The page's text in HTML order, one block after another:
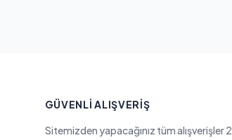
GÜVENLI ALIŞVERIŞ
Sitemizden yapacağınız tüm alışverişler